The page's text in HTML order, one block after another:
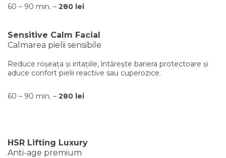
60 – 90 min. – 280 lei
Sensitive Calm Facial
Calmarea pielii sensibile
Reduce roșeața și iritațiile, întărește bariera protectoare și
aduce confort pielii reactive sau cuperozice.
60 – 90 min. – 280 lei
HSR Lifting Luxury
Anti-age premium